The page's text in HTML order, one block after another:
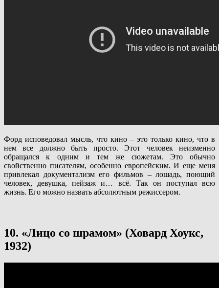
Форд исповедовал мысль, что кино – это только кино, что в
нем все должно быть просто. Этот человек неизменно
обращался к одним и тем же сюжетам. Это обычно
свойственно писателям, особенно европейским. И еще меня
привлекал документализм его фильмов – лошадь, поющий
человек, девушка, пейзаж и… всё. Так он поступал всю
жизнь. Его можно назвать абсолютным режиссером.
10. «Лицо со шрамом» (Ховард Хоукс,
1932)